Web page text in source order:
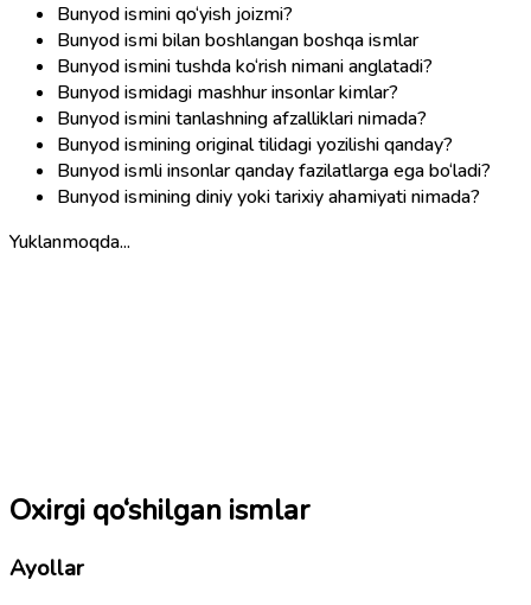
Bunyod ismini qo‘yish joizmi?
Bunyod ismi bilan boshlangan boshqa ismlar
Bunyod ismini tushda ko‘rish nimani anglatadi?
Bunyod ismidagi mashhur insonlar kimlar?
Bunyod ismini tanlashning afzalliklari nimada?
Bunyod ismining original tilidagi yozilishi qanday?
Bunyod ismli insonlar qanday fazilatlarga ega bo‘ladi?
Bunyod ismining diniy yoki tarixiy ahamiyati nimada?
Yuklanmoqda...
Oxirgi qo‘shilgan ismlar
Ayollar